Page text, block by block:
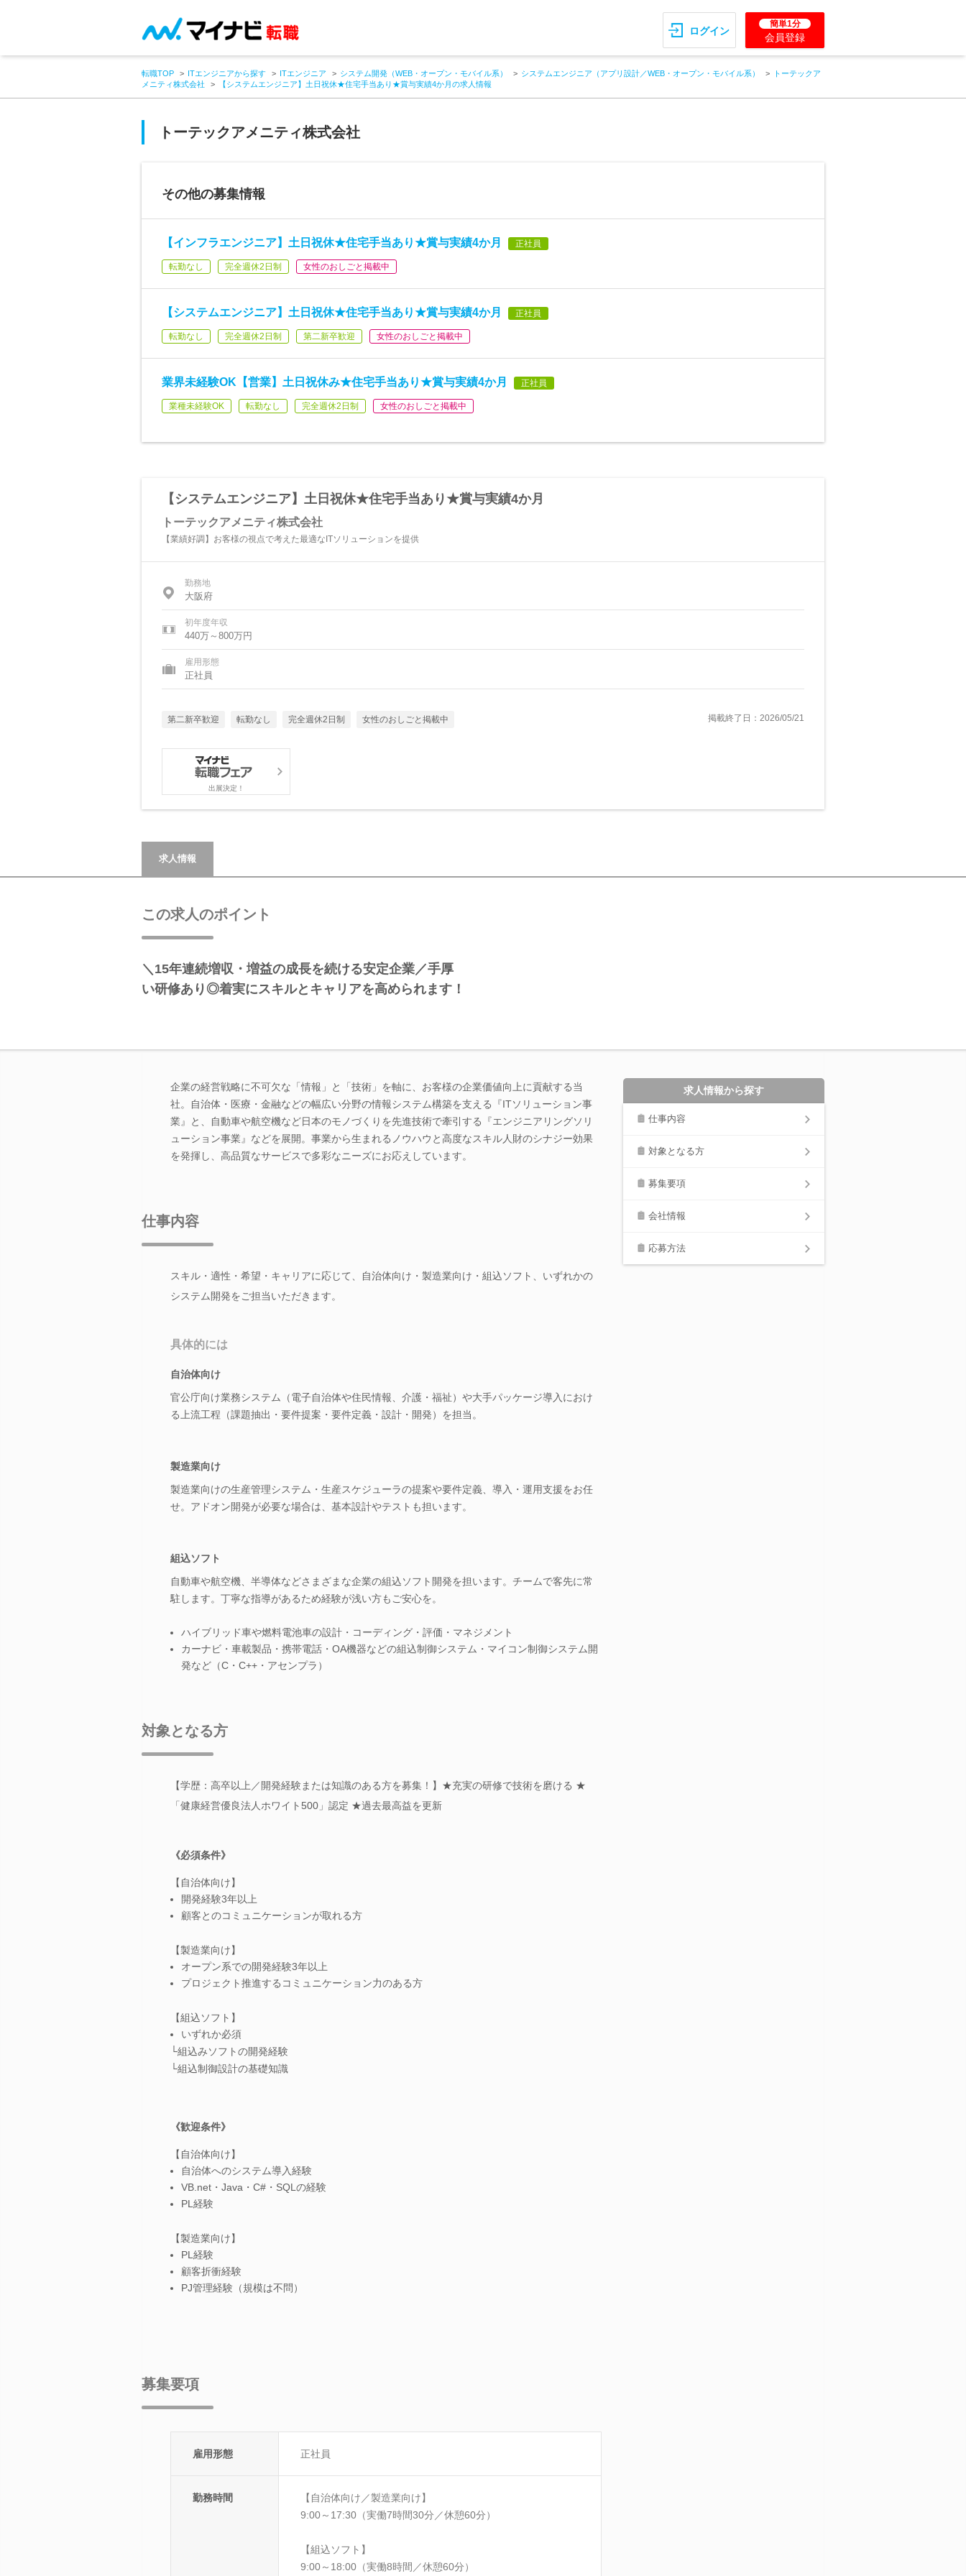
ログイン
簡単1分
会員登録
転職TOP ITエンジニアから探す ITエンジニア システム開発（WEB・オープン・モバイル系） システムエンジニア（アプリ設計／WEB・オープン・モバイル系）
トーテックア
メニティ株式会社
【システムエンジニア】土日祝休★住宅手当あり★賞与実績4か月の求人情報
トーテックアメニティ株式会社
その他の募集情報
【インフラエンジニア】土日祝休★住宅手当あり★賞与実績4か月 正社員
転勤なし 完全週休2日制 女性のおしごと掲載中
【システムエンジニア】土日祝休★住宅手当あり★賞与実績4か月 正社員
転勤なし 完全週休2日制 第二新卒歓迎 女性のおしごと掲載中
業界未経験OK【営業】土日祝休み★住宅手当あり★賞与実績4か月 正社員
業種未経験OK 転勤なし 完全週休2日制 女性のおしごと掲載中
【システムエンジニア】土日祝休★住宅手当あり★賞与実績4か月
トーテックアメニティ株式会社
【業績好調】お客様の視点で考えた最適なITソリューションを提供
勤務地
大阪府
初年度年収
440万～800万円
雇用形態
正社員
第二新卒歓迎 転勤なし 完全週休2日制 女性のおしごと掲載中 掲載終了日：2026/05/21
出展決定！
求人情報
この求人のポイント
＼15年連続増収・増益の成長を続ける安定企業／手厚
い研修あり◎着実にスキルとキャリアを高められます！
企業の経営戦略に不可欠な「情報」と「技術」を軸に、お客様の企業価値向上に貢献する当
社。自治体・医療・金融などの幅広い分野の情報システム構築を支える『ITソリューション事
業』と、自動車や航空機など日本のモノづくりを先進技術で牽引する『エンジニアリングソリ
ューション事業』などを展開。事業から生まれるノウハウと高度なスキル人財のシナジー効果
を発揮し、高品質なサービスで多彩なニーズにお応えしています。
仕事内容
スキル・適性・希望・キャリアに応じて、自治体向け・製造業向け・組込ソフト、いずれかの
システム開発をご担当いただきます。
具体的には
自治体向け
官公庁向け業務システム（電子自治体や住民情報、介護・福祉）や大手パッケージ導入におけ
る上流工程（課題抽出・要件提案・要件定義・設計・開発）を担当。
製造業向け
製造業向けの生産管理システム・生産スケジューラの提案や要件定義、導入・運用支援をお任
せ。アドオン開発が必要な場合は、基本設計やテストも担います。
組込ソフト
自動車や航空機、半導体などさまざまな企業の組込ソフト開発を担います。チームで客先に常
駐します。丁寧な指導があるため経験が浅い方もご安心を。
ハイブリッド車や燃料電池車の設計・コーディング・評価・マネジメント
カーナビ・車載製品・携帯電話・OA機器などの組込制御システム・マイコン制御システム開
発など（C・C++・アセンプラ）
対象となる方
【学歴：高卒以上／開発経験または知識のある方を募集！】★充実の研修で技術を磨ける ★
「健康経営優良法人ホワイト500」認定 ★過去最高益を更新
《必須条件》
【自治体向け】
開発経験3年以上
顧客とのコミュニケーションが取れる方
【製造業向け】
オープン系での開発経験3年以上
プロジェクト推進するコミュニケーション力のある方
【組込ソフト】
いずれか必須
└組込みソフトの開発経験
└組込制御設計の基礎知識
《歓迎条件》
【自治体向け】
自治体へのシステム導入経験
VB.net・Java・C#・SQLの経験
PL経験
【製造業向け】
PL経験
顧客折衝経験
PJ管理経験（規模は不問）
募集要項
雇用形態 正社員
勤務時間
【自治体向け／製造業向け】
9:00～17:30（実働7時間30分／休憩60分）
【組込ソフト】
9:00～18:00（実働8時間／休憩60分）
求人情報から探す
仕事内容
対象となる方
募集要項
会社情報
応募方法